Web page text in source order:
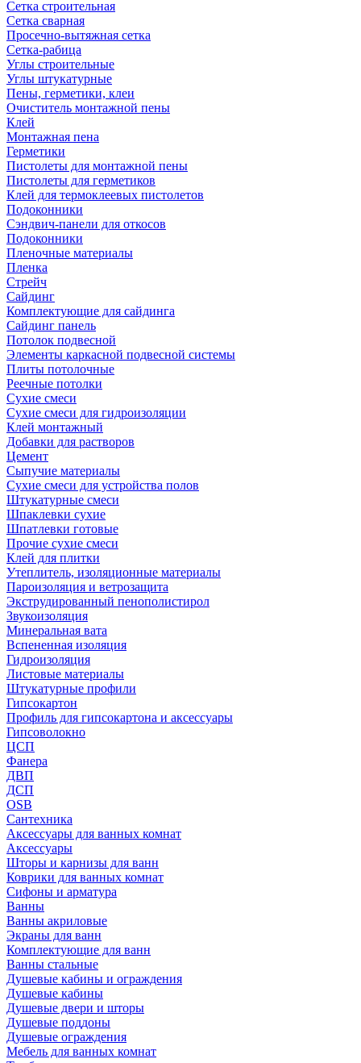
Сетка строительная
Сетка сварная
Просечно-вытяжная сетка
Сетка-рабица
Углы строительные
Углы штукатурные
Пены, герметики, клеи
Очиститель монтажной пены
Клей
Монтажная пена
Герметики
Пистолеты для монтажной пены
Пистолеты для герметиков
Клей для термоклеевых пистолетов
Подоконники
Сэндвич-панели для откосов
Подоконники
Пленочные материалы
Пленка
Стрейч
Сайдинг
Комплектующие для сайдинга
Сайдинг панель
Потолок подвесной
Элементы каркасной подвесной системы
Плиты потолочные
Реечные потолки
Сухие смеси
Сухие смеси для гидроизоляции
Клей монтажный
Добавки для растворов
Цемент
Сыпучие материалы
Сухие смеси для устройства полов
Штукатурные смеси
Шпаклевки сухие
Шпатлевки готовые
Прочие сухие смеси
Клей для плитки
Утеплитель, изоляционные материалы
Пароизоляция и ветрозащита
Экструдированный пенополистирол
Звукоизоляция
Минеральная вата
Вспененная изоляция
Гидроизоляция
Листовые материалы
Штукатурные профили
Гипсокартон
Профиль для гипсокартона и аксессуары
Гипсоволокно
ЦСП
Фанера
ДВП
ДСП
OSB
Сантехника
Аксессуары для ванных комнат
Аксессуары
Шторы и карнизы для ванн
Коврики для ванных комнат
Сифоны и арматура
Ванны
Ванны акриловые
Экраны для ванн
Комплектующие для ванн
Ванны стальные
Душевые кабины и ограждения
Душевые кабины
Душевые двери и шторы
Душевые поддоны
Душевые ограждения
Мебель для ванных комнат